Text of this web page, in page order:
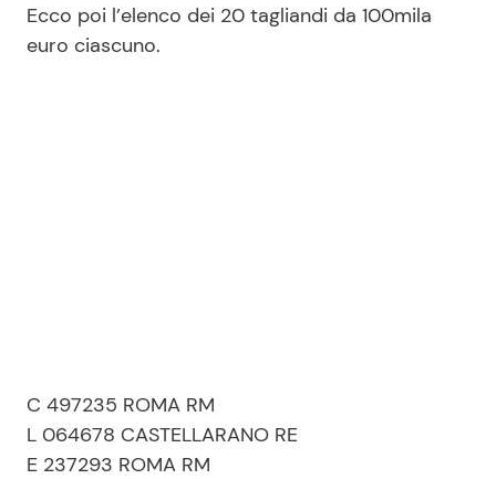
Ecco poi l’elenco dei 20 tagliandi da 100mila
euro ciascuno.
C 497235 ROMA RM
L 064678 CASTELLARANO RE
E 237293 ROMA RM